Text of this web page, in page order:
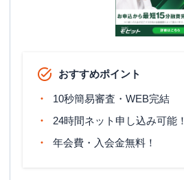
おすすめポイント
10秒簡易審査・WEB完結
24時間ネット申し込み可能！
年会費・入会金無料！